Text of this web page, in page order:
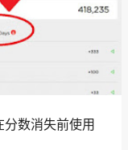
数消失前使用